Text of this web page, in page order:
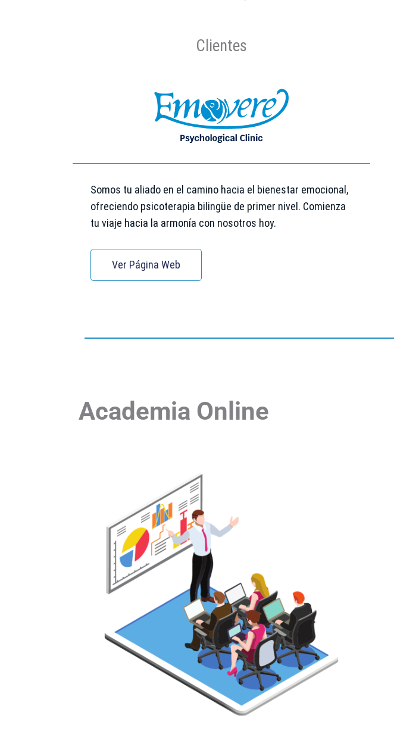
Clientes
Somos tu aliado en el camino hacia el bienestar emocional,
ofreciendo psicoterapia bilingüe de primer nivel. Comienza
tu viaje hacia la armonía con nosotros hoy.
Ver Página Web
Academia Online